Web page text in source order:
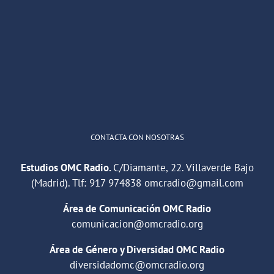
CONTACTA CON NOSOTRAS
Estudios OMC Radio.C/Diamante, 22. Villaverde Bajo
(Madrid). Tlf: 917 974838 omcradio@gmail.com
Área de Comunicación OMC Radio
comunicacion@omcradio.org
Área de Género y Diversidad OMC Radio
diversidadomc@omcradio.org